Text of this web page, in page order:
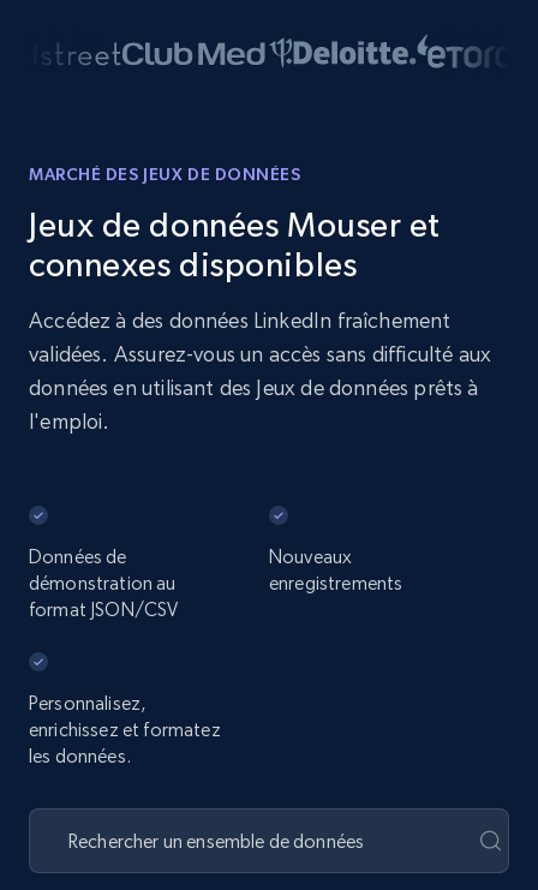
MARCHÉ DES JEUX DE DONNÉES
Jeux de données Mouser et
connexes disponibles
Accédez à des données LinkedIn fraîchement
validées. Assurez-vous un accès sans difficulté aux
données en utilisant des Jeux de données prêts à
l'emploi.
Données de
démonstration au
format JSON/CSV
Nouveaux
enregistrements
Personnalisez,
enrichissez et formatez
les données.